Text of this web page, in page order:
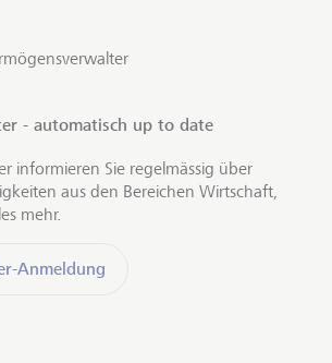
- automatisch up to date
informieren Sie regelmässig über
aus den Bereichen Wirtschaft,
mehr.
Anmeldung